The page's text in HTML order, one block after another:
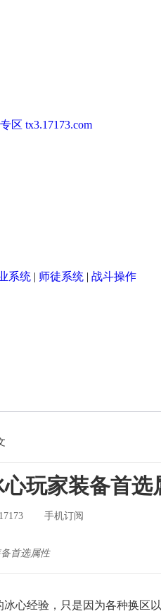
区 tx3.17173.com
系统 | 师徒系统 | 战斗操作
玩家装备首选
17173 手机订阅
首选属性
经验，只是因为各种换区以